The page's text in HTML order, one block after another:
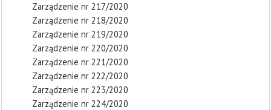
Zarządzenie nr 217/2020
Zarządzenie nr 218/2020
Zarządzenie nr 219/2020
Zarządzenie nr 220/2020
Zarządzenie nr 221/2020
Zarządzenie nr 222/2020
Zarządzenie nr 223/2020
Zarządzenie nr 224/2020